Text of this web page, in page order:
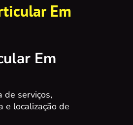
Em
Em
de serviços,
e localização de